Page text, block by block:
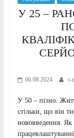
У 25 –
06.08.2024 r-
У 50 – пізно.
стільки, що він
нововведення. Як